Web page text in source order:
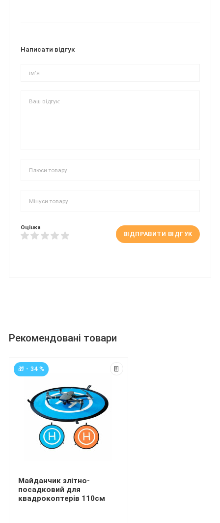
Написати відгук
Оцінка
ВІДПРАВИТИ ВІДГУК
Рекомендовані товари
🎁 - 34 %
Майданчик злітно-
посадковий для
квадрокоптерів 110см